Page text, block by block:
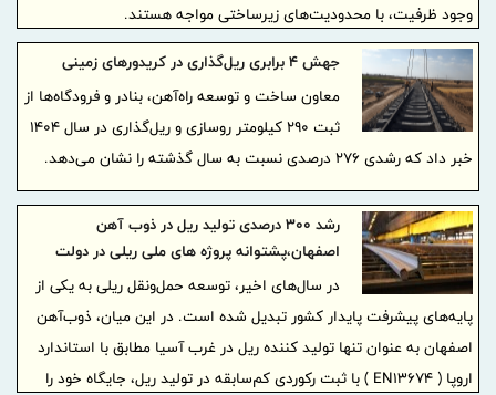
وجود ظرفیت، با محدودیت‌های زیرساختی مواجه هستند.
جهش ۴ برابری ریل‌گذاری در کریدورهای زمینی
معاون ساخت و توسعه راه‌آهن، بنادر و فرودگاه‌ها از
ثبت ۲۹۰ کیلومتر روسازی و ریل‌گذاری در سال ۱۴۰۴
خبر داد که رشدی ۲۷۶ درصدی نسبت به سال گذشته را نشان می‌دهد.
رشد 300 درصدی تولید ریل در ذوب آهن
اصفهان،پشتوانه پروژه های ملی ریلی در دولت
چهاردهم
در سال‌های اخیر، توسعه حمل‌ونقل ریلی به یکی از
پایه‌های پیشرفت پایدار کشور تبدیل شده است. در این میان، ذوب‌آهن
اصفهان به عنوان تنها تولید کننده ریل در غرب آسیا مطابق با استاندارد
اروپا ( EN13674 ) با ثبت رکوردی کم‌سابقه در تولید ریل، جایگاه خود را